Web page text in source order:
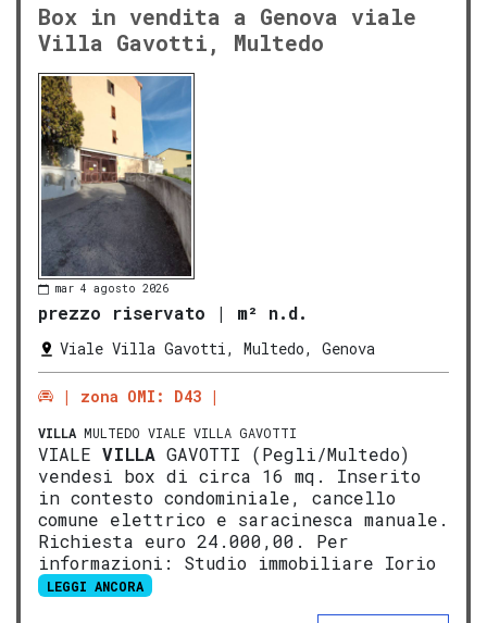
Box in vendita a Genova viale
Villa Gavotti, Multedo
mar 4 agosto 2026
prezzo riservato | m² n.d.
Viale Villa Gavotti, Multedo, Genova
zona OMI: D43
VILLA MULTEDO VIALE VILLA GAVOTTI
VIALE VILLA GAVOTTI (Pegli/Multedo)
vendesi box di circa 16 mq. Inserito
in contesto condominiale, cancello
comune elettrico e saracinesca manuale.
Richiesta euro 24.000,00. Per
informazioni: Studio immobiliare Iorio
LEGGI ANCORA